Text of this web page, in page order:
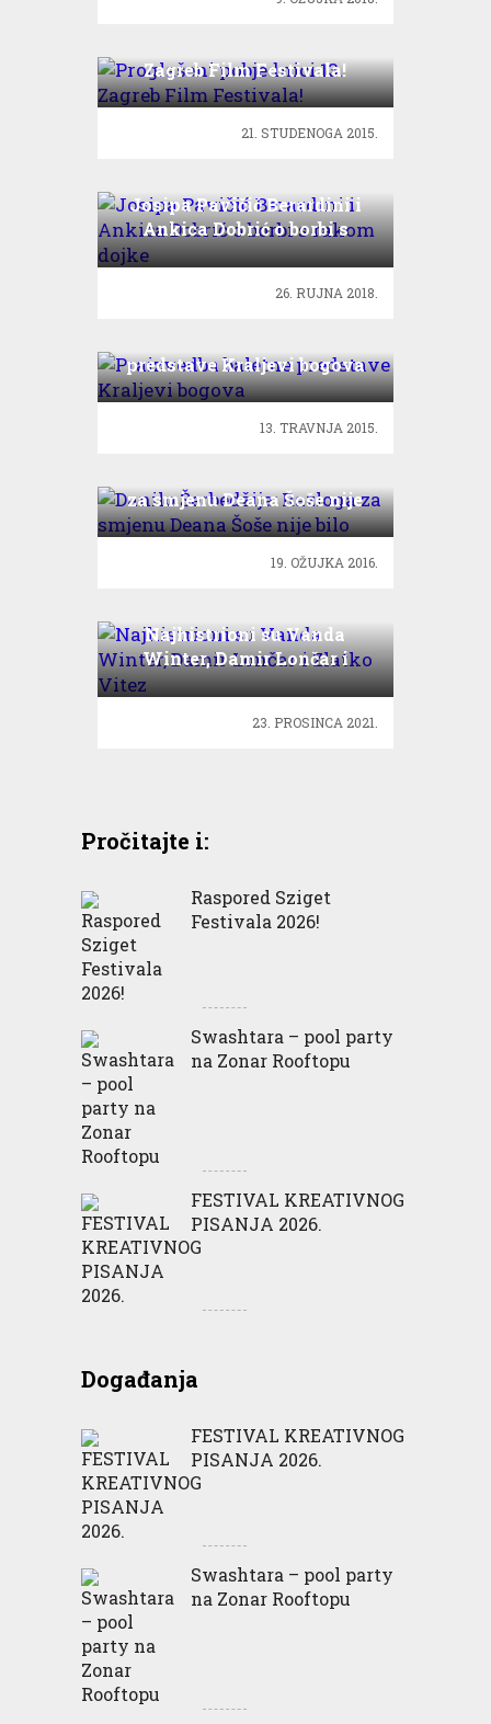
Zagreb Film Festivala!
21. STUDENOGA 2015.
Josipa Pavičić Berardini i
Ankica Dobrić o borbi s
rakom dojke
26. RUJNA 2018.
predstave Kraljevi bogova
13. TRAVNJA 2015.
za smjenu Deana Šoše nije
bilo
19. OŽUJKA 2016.
Najhistrioni su Vanda
Winter, Damir Lončar i
Zlatko Vitez
23. PROSINCA 2021.
Pročitajte i:
Raspored Sziget
Festivala 2026!
Swashtara – pool party
na Zonar Rooftopu
FESTIVAL KREATIVNOG
PISANJA 2026.
Događanja
FESTIVAL KREATIVNOG
PISANJA 2026.
Swashtara – pool party
na Zonar Rooftopu